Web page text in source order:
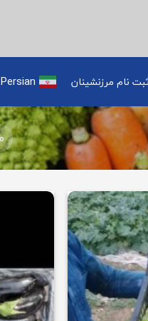
ثبت نام مرزنشینان Persian
افزودن
به
علاقه
مندی
ها